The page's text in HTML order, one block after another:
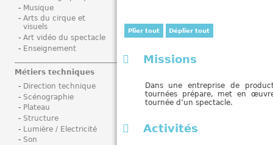
i
Plier tout Déplier tout
Missions
Dans une entreprise de
tournées prépare, met en
tournée d’un spectacle.
Activités
Musique
Arts du cirque et
visuels
Art vidéo du spectacle
Enseignement
Métiers techniques
Direction technique
Scénographie
Plateau
Structure
Lumière / Electricité
Son